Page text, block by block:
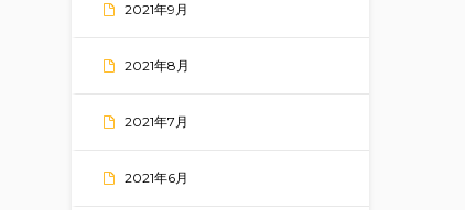
2021年9月
2021年8月
2021年7月
2021年6月